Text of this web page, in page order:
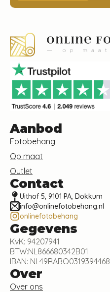
Aanbod
Fotobehang
Op maat
Outlet
Contact
Uithof 5, 9101 PA, Dokkum
info@onlinefotobehang.nl
onlinefotobehang
Gegevens
KvK: 94207941
BTW:NL866680342B01
IBAN: NL49RABO0319394468
Over
Over ons